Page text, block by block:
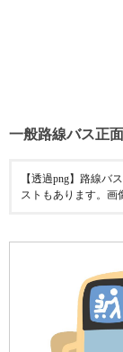
一般路線バス正
【透過png】路線バ
ストもあります。画